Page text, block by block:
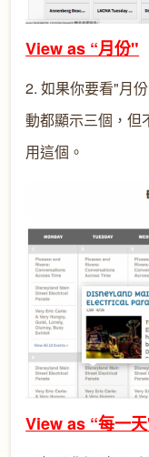
View as “月份"
2. 如果你要看"月
動都顯示三個，但
用這個。
View as “每一